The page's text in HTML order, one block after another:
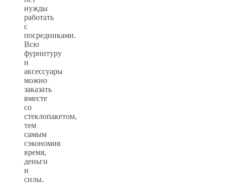
нужды
работать
с
посредниками.
Всю
фурнитуру
и
аксессуары
можно
заказать
вместе
со
стеклопакетом,
тем
самым
сэкономив
время,
деньги
и
силы.